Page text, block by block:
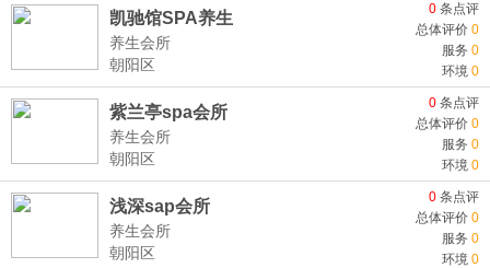
凯驰馆SPA养生
养生会所
朝阳区
0 条点评
总体评价 0
服务 0
环境 0
紫兰亭spa会所
养生会所
朝阳区
0 条点评
总体评价 0
服务 0
环境 0
浅深sap会所
养生会所
朝阳区
0 条点评
总体评价 0
服务 0
环境 0